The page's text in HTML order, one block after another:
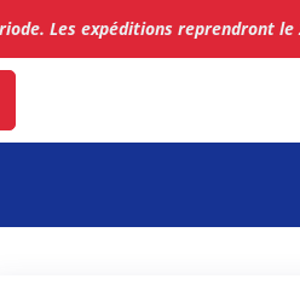
Les expéditions reprendront